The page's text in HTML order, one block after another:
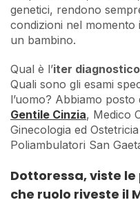
genetici, rendono
condizioni nel momento
un bambino.
Qual è l’iter diagnostico
Quali sono gli esami
l’uomo? Abbiamo
Gentile Cinzia, Medico
Ginecologia ed
Poliambulatori San
Dottoressa, viste
che ruolo riveste il